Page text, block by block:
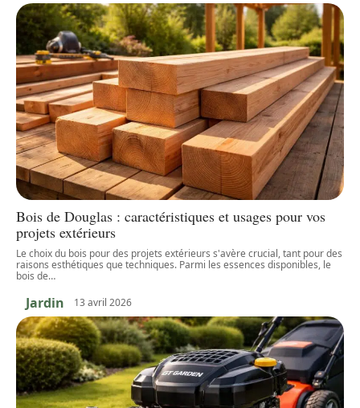
Bois de Douglas : caractéristiques et usages pour vos
projets extérieurs
Le choix du bois pour des projets extérieurs s'avère crucial, tant pour des
raisons esthétiques que techniques. Parmi les essences disponibles, le
bois de…
Jardin 13 avril 2026